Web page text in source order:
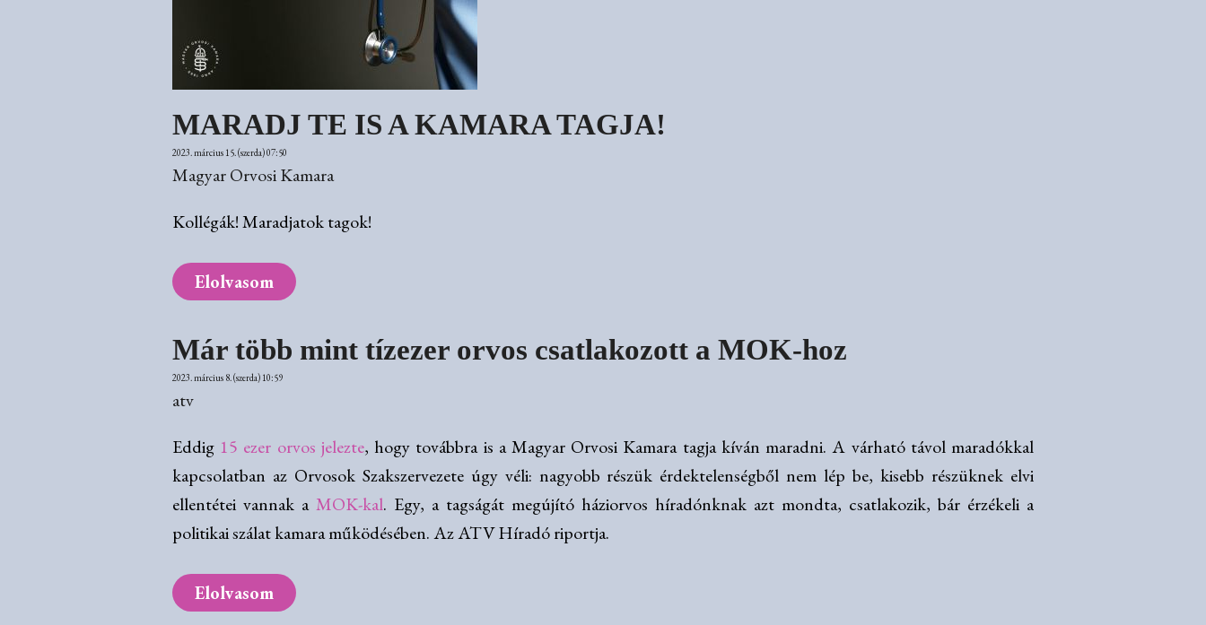
MARADJ TE IS A KAMARA TAGJA!
2023. március 15. (szerda) 07:50
Magyar Orvosi Kamara
Kollégák! Maradjatok tagok!
Elolvasom
Már több mint tízezer orvos csatlakozott a MOK-hoz
2023. március 8. (szerda) 10:59
atv
Eddig 15 ezer orvos jelezte, hogy továbbra is a Magyar Orvosi Kamara tagja kíván maradni. A várható távol maradókkal
kapcsolatban az Orvosok Szakszervezete úgy véli: nagyobb részük érdektelenségből nem lép be, kisebb részüknek elvi
ellentétei vannak a MOK-kal. Egy, a tagságát megújító háziorvos híradónknak azt mondta, csatlakozik, bár érzékeli a
politikai szálat kamara működésében. Az ATV Híradó riportja.
Elolvasom